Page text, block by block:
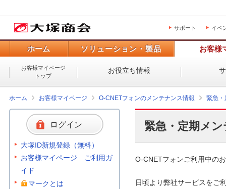
サポート イベ
ホーム ソリューション・製品 お客様
お客様マイページ
トップ
お役立ち情報
ホーム お客様マイページ O-CNETフォンのメンテナンス情報 緊急・
緊急・定期メ
O-CNETフォンご利用中の
日頃より弊社サービスをご
ログイン
大塚ID新規登録（無料）
お客様マイページ ご利用ガ
イド
マークとは